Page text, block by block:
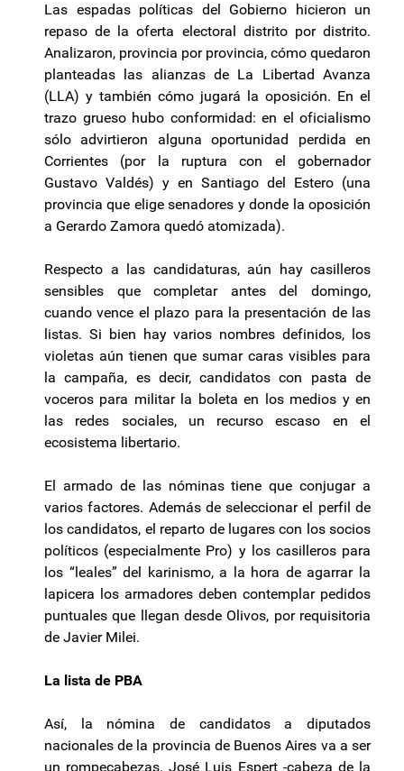
Las espadas políticas del Gobierno hicieron un
repaso de la oferta electoral distrito por distrito.
Analizaron, provincia por provincia, cómo quedaron
planteadas las alianzas de La Libertad Avanza
(LLA) y también cómo jugará la oposición. En el
trazo grueso hubo conformidad: en el oficialismo
sólo advirtieron alguna oportunidad perdida en
Corrientes (por la ruptura con el gobernador
Gustavo Valdés) y en Santiago del Estero (una
provincia que elige senadores y donde la oposición
a Gerardo Zamora quedó atomizada).
Respecto a las candidaturas, aún hay casilleros
sensibles que completar antes del domingo,
cuando vence el plazo para la presentación de las
listas. Si bien hay varios nombres definidos, los
violetas aún tienen que sumar caras visibles para
la campaña, es decir, candidatos con pasta de
voceros para militar la boleta en los medios y en
las redes sociales, un recurso escaso en el
ecosistema libertario.
El armado de las nóminas tiene que conjugar a
varios factores. Además de seleccionar el perfil de
los candidatos, el reparto de lugares con los socios
políticos (especialmente Pro) y los casilleros para
los “leales” del karinismo, a la hora de agarrar la
lapicera los armadores deben contemplar pedidos
puntuales que llegan desde Olivos, por requisitoria
de Javier Milei.
La lista de PBA
Así, la nómina de candidatos a diputados
nacionales de la provincia de Buenos Aires va a ser
un rompecabezas. José Luis Espert -cabeza de la